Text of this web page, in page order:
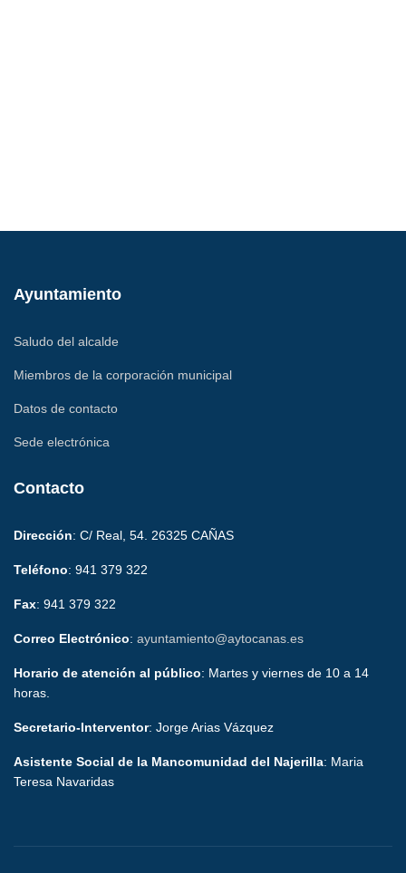
Ayuntamiento
Saludo del alcalde
Miembros de la corporación municipal
Datos de contacto
Sede electrónica
Contacto
Dirección: C/ Real, 54. 26325 CAÑAS
Teléfono: 941 379 322
Fax: 941 379 322
Correo Electrónico: ayuntamiento@aytocanas.es
Horario de atención al público: Martes y viernes de 10 a 14
horas.
Secretario-Interventor: Jorge Arias Vázquez
Asistente Social de la Mancomunidad del Najerilla: Maria
Teresa Navaridas